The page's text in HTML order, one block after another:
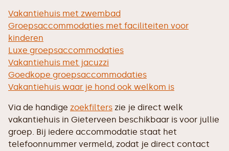
Vakantiehuis met zwembad
Groepsaccommodaties met faciliteiten voor
kinderen
Luxe groepsaccommodaties
Vakantiehuis met jacuzzi
Goedkope groepsaccommodaties
Vakantiehuis waar je hond ook welkom is
Via de handige zoekfilters zie je direct welk
vakantiehuis in Gieterveen beschikbaar is voor jullie
groep. Bij iedere accommodatie staat het
telefoonnummer vermeld, zodat je direct contact